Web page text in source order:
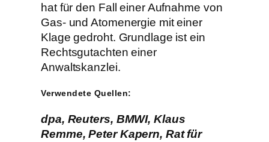
hat für den Fall einer Aufnahme von
Gas- und Atomenergie mit einer
Klage gedroht. Grundlage ist ein
Rechtsgutachten einer
Anwaltskanzlei.
Verwendete Quellen:
dpa, Reuters, BMWI, Klaus
Remme, Peter Kapern, Rat für